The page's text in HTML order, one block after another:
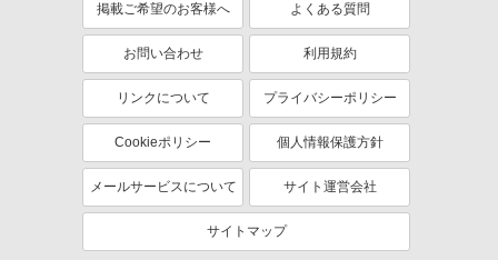
バイク通勤OK
自転車通勤OK
残業少なめ（月20h未満）
交通費支給
社会保険あり
産休・育休取得実績あり
退職金・財形貯蓄制度あり
各種手当（家族・役職・インセン
ティブなど）あり
研修制度あり
資格取得支援制度あり
掲載ご希望のお客様へ よくある質問
お問い合わせ 利用規約
リンクについて プライバシーポリシー
Cookieポリシー 個人情報保護方針
メールサービスについて サイト運営会社
サイトマップ